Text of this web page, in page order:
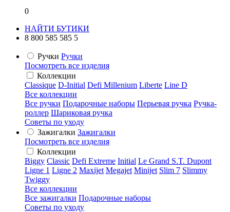
0
НАЙТИ БУТИКИ
8 800 585 585 5
Ручки Ручки
Посмотреть все изделия
Коллекции
Classique D-Initial Defi Millenium Liberte Line D
Все коллекции
Все ручки Подарочные наборы Перьевая ручка Ручка-
роллер Шариковая ручка
Советы по уходу
Зажигалки Зажигалки
Посмотреть все изделия
Коллекции
Biggy Classic Defi Extreme Initial Le Grand S.T. Dupont
Ligne 1 Ligne 2 Maxijet Megajet Minijet Slim 7 Slimmy
Twiggy
Все коллекции
Все зажигалки Подарочные наборы
Советы по уходу